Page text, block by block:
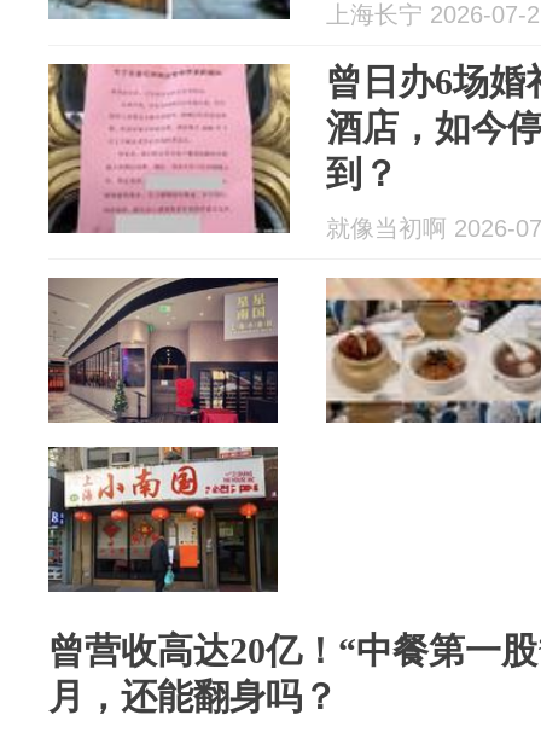
上海长宁 2026-07-
曾日办6场婚
酒店，如今
到？
就像当初啊 2026-
曾营收高达20亿！“中餐第一
月，还能翻身吗？